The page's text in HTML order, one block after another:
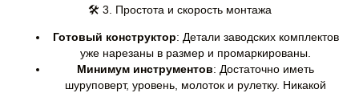
🛠️ 3. Простота и скорость монтажа
Готовый конструктор: Детали заводских комплектов
уже нарезаны в размер и промаркированы.
Минимум инструментов: Достаточно иметь
шуруповерт, уровень, молоток и рулетку. Никакой